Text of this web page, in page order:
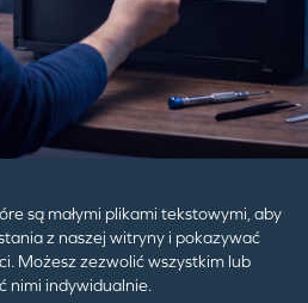
są małymi plikami tekstowymi, aby
z naszej witryny i pokazywać
Możesz zezwolić wszystkim lub
nimi indywidualnie.